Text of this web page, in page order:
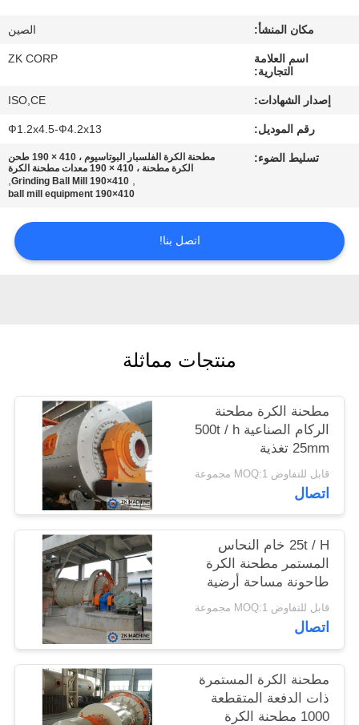
جولة
المعمل
جودة
اطلب
اقتباس
خريطة
الموقع
سياسة
الخصوصية
مكان المنشأ: الصين
اسم العلامة
التجارية:
ZK CORP
إصدار الشهادات: ISO,CE
رقم الموديل: Ф1.2x4.5-Ф4.2x13
تسليط الضوء:
مطحنة الكرة الفلسبار البوتاسيوم ، 410 × 190 طحن
الكرة مطحنة ، 410 × 190 معدات مطحنة الكرة
,
410×190 Grinding Ball Mill
,
410×190 ball mill equipment
اتصل بنا!
منتجات مماثلة
مطحنة الكرة مطحنة
الركام الصناعية 500t / h
25mm تغذية
قابل للتفاوض MOQ:1 مجموعة
اتصال
25t / H خام النحاس
المستمر مطحنة الكرة
طاحونة مساحة أرضية
صغيرة
قابل للتفاوض MOQ:1 مجموعة
اتصال
مطحنة الكرة المستمرة
ذات الدفعة المتقطعة
1000 مطحنة الكرة